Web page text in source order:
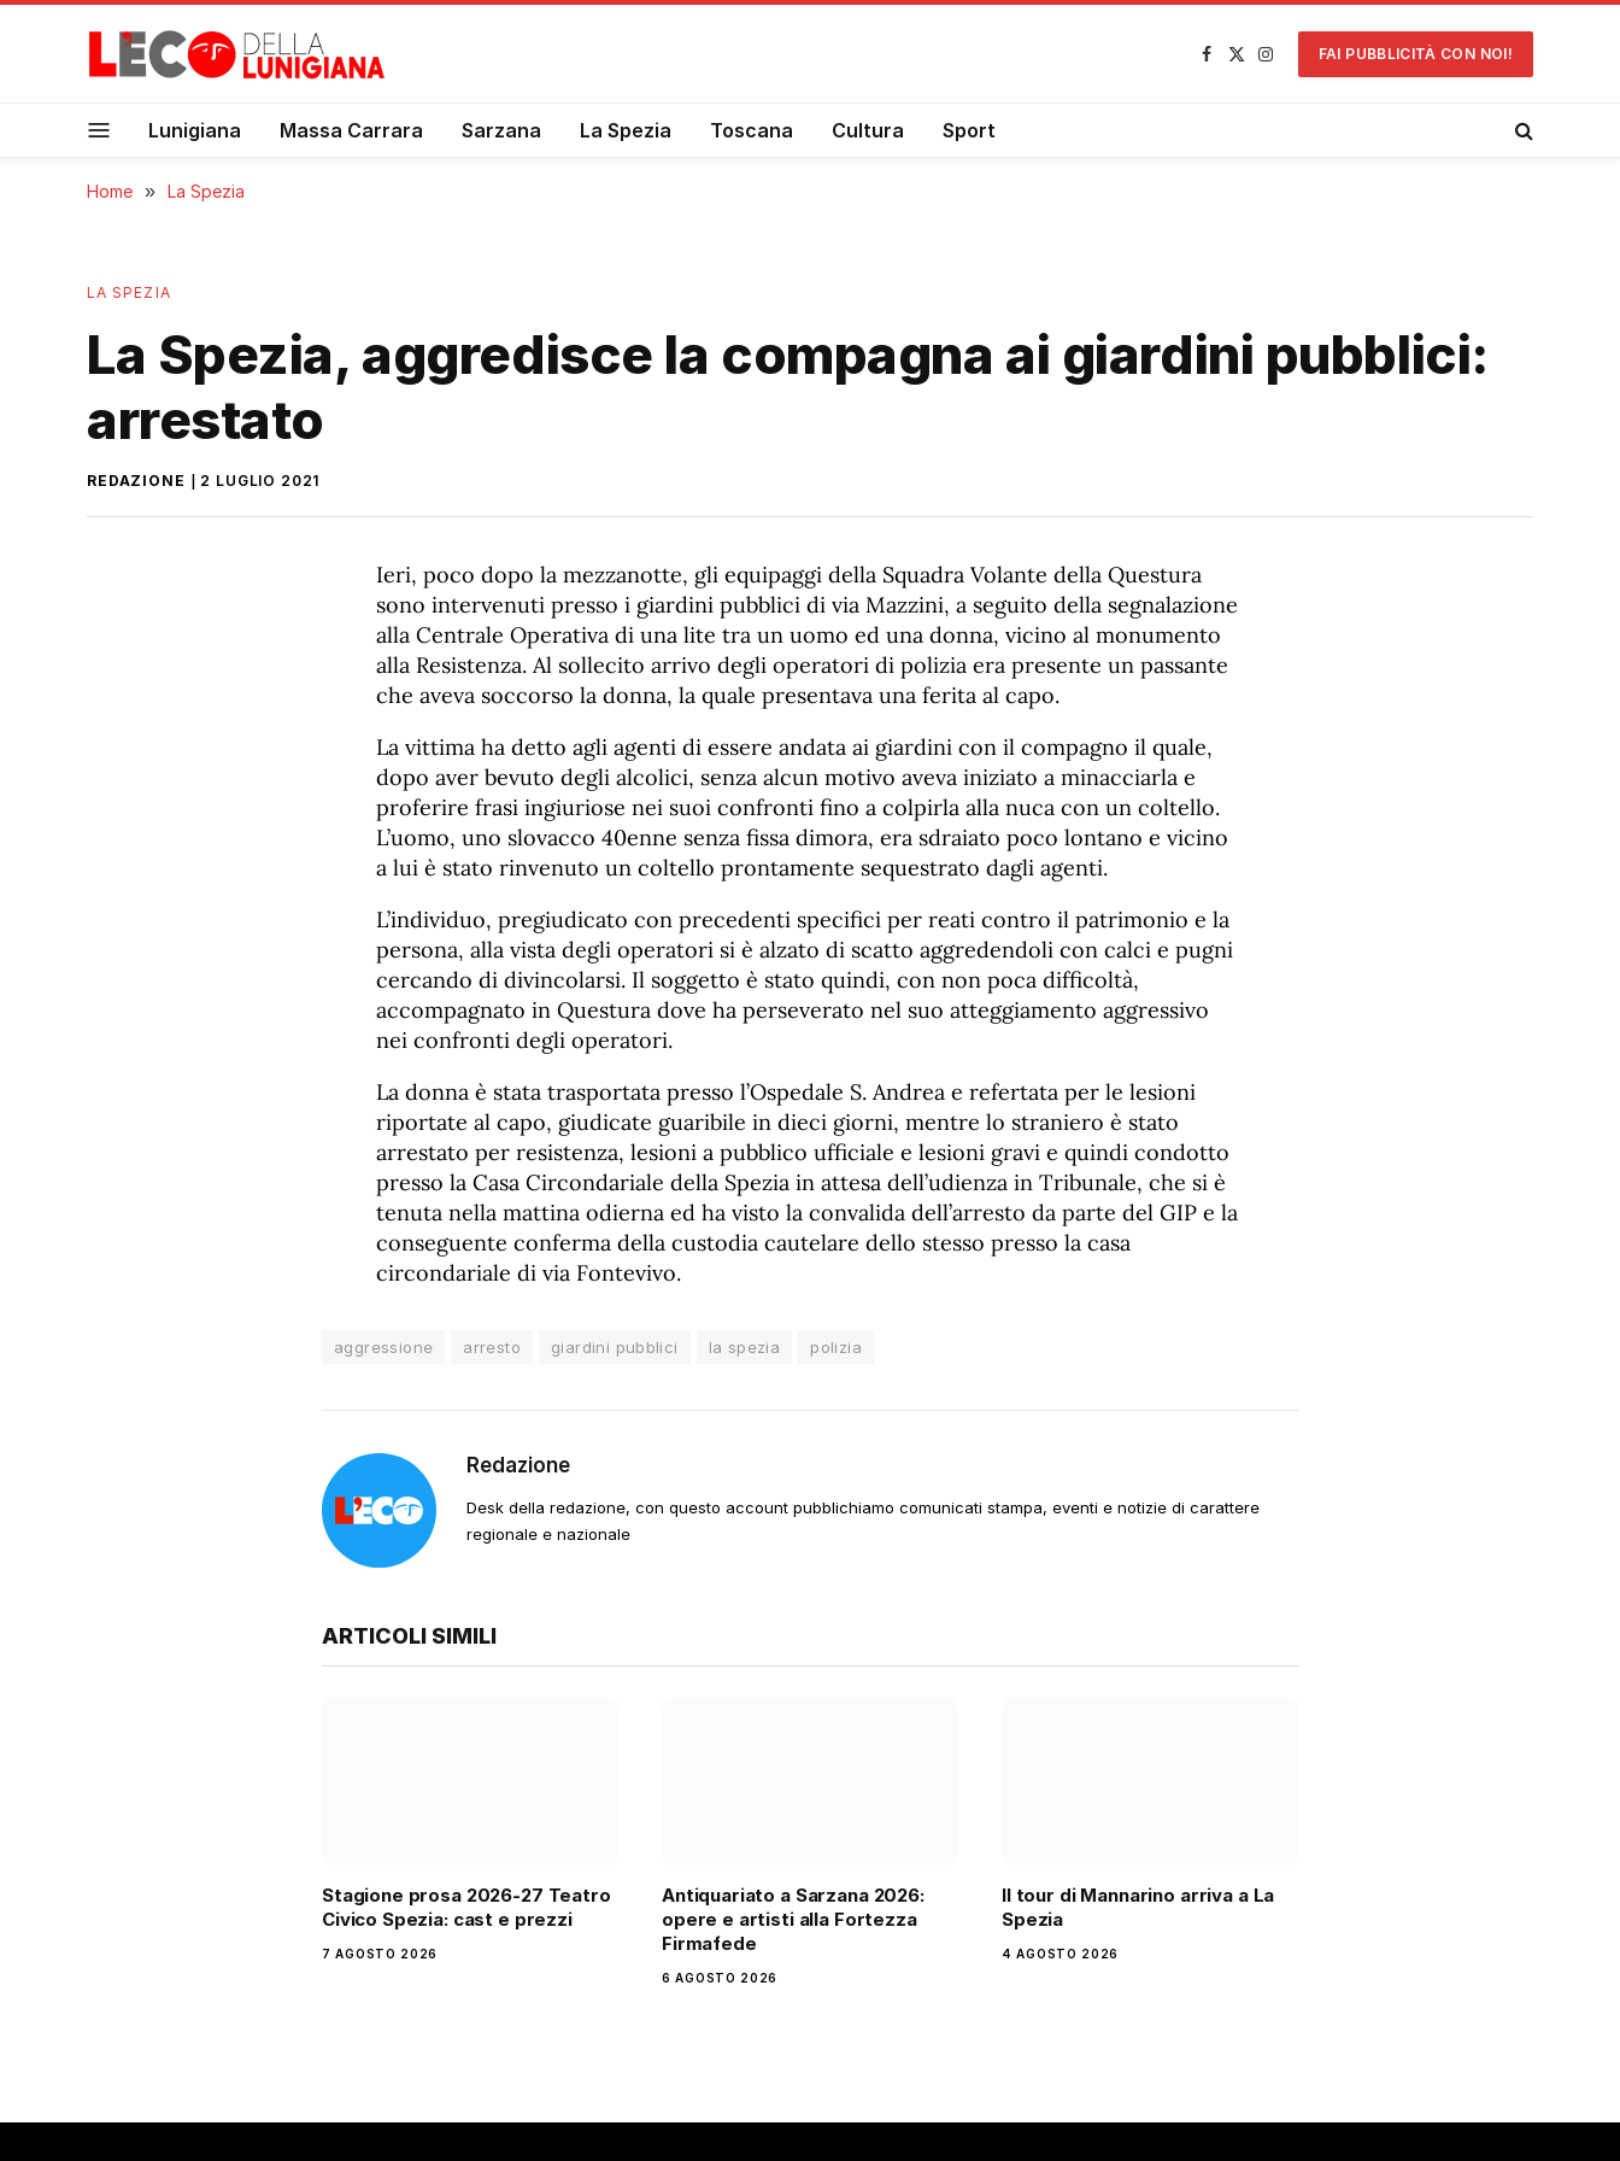
Facebook
X
Instagram
FAI PUBBLICITÀ CON NOI!
Lunigiana Massa Carrara Sarzana La Spezia Toscana Cultura Sport
Home » La Spezia
LA SPEZIA
La Spezia, aggredisce la compagna ai giardini pubblici:
arrestato
REDAZIONE 2 LUGLIO 2021
Ieri, poco dopo la mezzanotte, gli equipaggi della Squadra Volante della Questura
sono intervenuti presso i giardini pubblici di via Mazzini, a seguito della segnalazione
alla Centrale Operativa di una lite tra un uomo ed una donna, vicino al monumento
alla Resistenza. Al sollecito arrivo degli operatori di polizia era presente un passante
che aveva soccorso la donna, la quale presentava una ferita al capo.
La vittima ha detto agli agenti di essere andata ai giardini con il compagno il quale,
dopo aver bevuto degli alcolici, senza alcun motivo aveva iniziato a minacciarla e
proferire frasi ingiuriose nei suoi confronti fino a colpirla alla nuca con un coltello.
L’uomo, uno slovacco 40enne senza fissa dimora, era sdraiato poco lontano e vicino
a lui è stato rinvenuto un coltello prontamente sequestrato dagli agenti.
L’individuo, pregiudicato con precedenti specifici per reati contro il patrimonio e la
persona, alla vista degli operatori si è alzato di scatto aggredendoli con calci e pugni
cercando di divincolarsi. Il soggetto è stato quindi, con non poca difficoltà,
accompagnato in Questura dove ha perseverato nel suo atteggiamento aggressivo
nei confronti degli operatori.
La donna è stata trasportata presso l’Ospedale S. Andrea e refertata per le lesioni
riportate al capo, giudicate guaribile in dieci giorni, mentre lo straniero è stato
arrestato per resistenza, lesioni a pubblico ufficiale e lesioni gravi e quindi condotto
presso la Casa Circondariale della Spezia in attesa dell’udienza in Tribunale, che si è
tenuta nella mattina odierna ed ha visto la convalida dell’arresto da parte del GIP e la
conseguente conferma della custodia cautelare dello stesso presso la casa
circondariale di via Fontevivo.
aggressione arresto giardini pubblici la spezia polizia
Redazione
Desk della redazione, con questo account pubblichiamo comunicati stampa, eventi e notizie di carattere
regionale e nazionale
ARTICOLI SIMILI
Stagione prosa 2026-27 Teatro
Civico Spezia: cast e prezzi
7 AGOSTO 2026
Antiquariato a Sarzana 2026:
opere e artisti alla Fortezza
Firmafede
6 AGOSTO 2026
Il tour di Mannarino arriva a La
Spezia
4 AGOSTO 2026